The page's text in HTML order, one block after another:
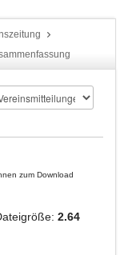
zum Download
2.64